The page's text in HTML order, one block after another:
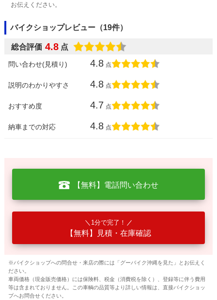
お伝えください。
バイクショップレビュー（19件）
総合評価 4.8 点
問い合わせ(見積り) 4.8 点
説明のわかりやすさ 4.8 点
おすすめ度 4.7 点
納車までの対応 4.8 点
【無料】電話問い合わせ
1分で完了！
【無料】見積・在庫確認
※バイクショップへの問合せ・来店の際には「グーバイク沖縄を見た」とお伝えく
ださい。
車両価格（現金販売価格）には保険料、税金（消費税を除く）、登録等に伴う費用
等は含まれておりません。この車輌の品質等より詳しい情報は、直接バイクショッ
プへお問合せください。